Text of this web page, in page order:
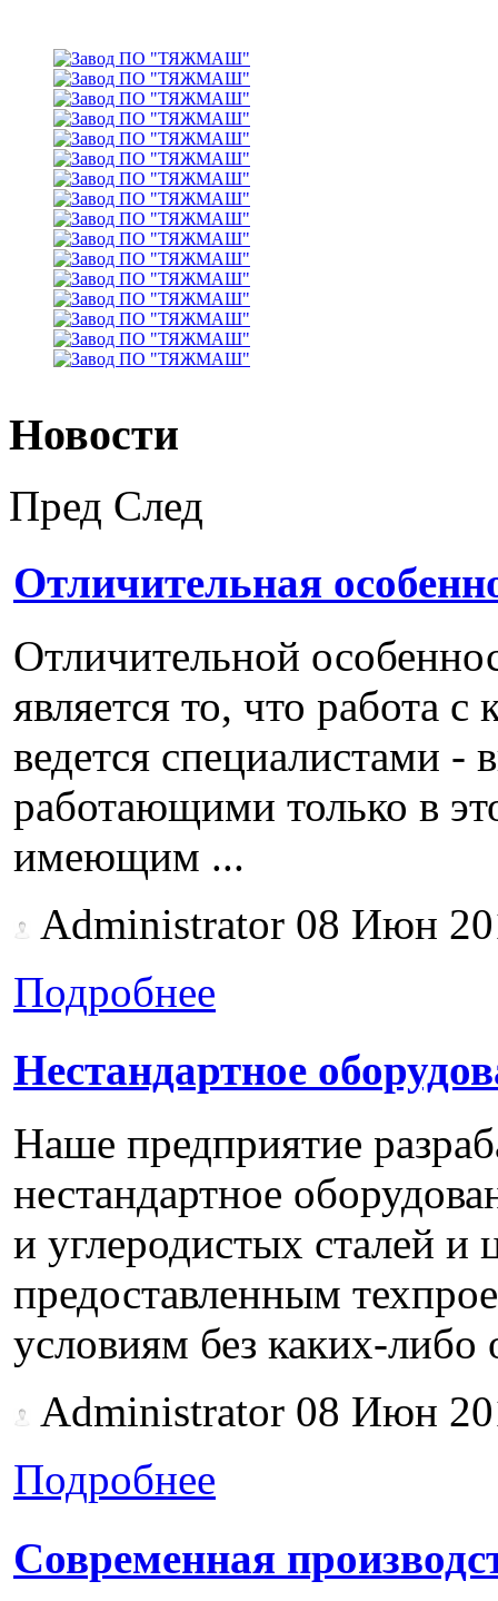
Новости
Пред След
Отличительная
Отличительной
является то, что работа
ведется специалистами -
работающими только в
имеющим ...
Administrator 08 Июн
Подробнее
Нестандартное
Наше предприятие
нестандартное
и углеродистых сталей и
предоставленным
условиям без каких-либо
Administrator 08 Июн
Подробнее
Современная